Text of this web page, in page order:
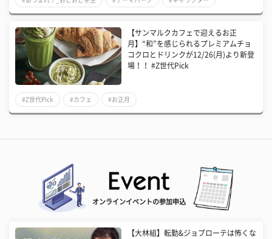
【サンマルクカフェで迎えるお正
月】“和”を感じられるプレミアムチョ
コクロとドリンクが12/26(月)より新登
場！！ #Z世代Pick
#Z世代Pick #カフェ #お正月
オンラインイベントの参加申込
【大林組】転勤&ジョブローテは怖くな